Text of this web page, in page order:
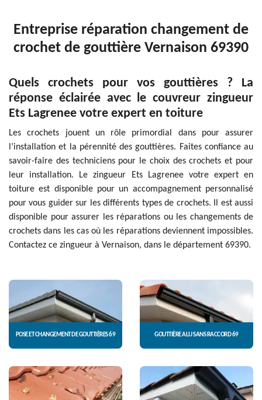
Entreprise réparation changement de
crochet de gouttière Vernaison 69390
Quels crochets pour vos gouttières ? La
réponse éclairée avec le couvreur zingueur
Ets Lagrenee votre expert en toiture
Les crochets jouent un rôle primordial dans pour assurer
l’installation et la pérennité des gouttières. Faites confiance au
savoir-faire des techniciens pour le choix des crochets et pour
leur installation. Le zingueur Ets Lagrenee votre expert en
toiture est disponible pour un accompagnement personnalisé
pour vous guider sur les différents types de crochets. Il est aussi
disponible pour assurer les réparations ou les changements de
crochets dans les cas où les réparations deviennent impossibles.
Contactez ce zingueur à Vernaison, dans le département 69390.
POSE ET CHANGEMENT DE GOUTTIÈRES 69 GOUTTIÈRE ALU SANS RACCORD 69